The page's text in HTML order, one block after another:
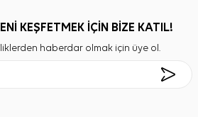
KEŞFETMEK İÇİN BİZE KATIL!
haberdar olmak için üye ol.